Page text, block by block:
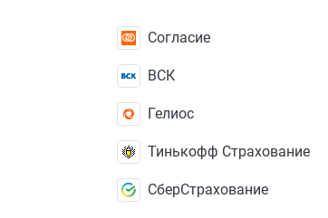
Согласие
ВСК
Гелиос
Тинькофф Страхование
СберСтрахование